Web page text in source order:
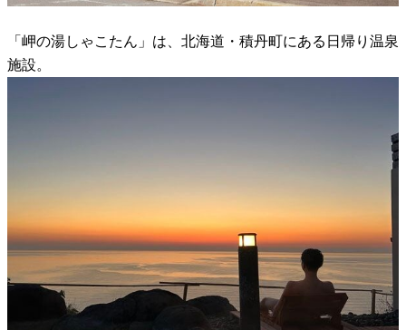
「岬の湯しゃこたん」は、北海道・積丹町にある日帰り温泉
施設。